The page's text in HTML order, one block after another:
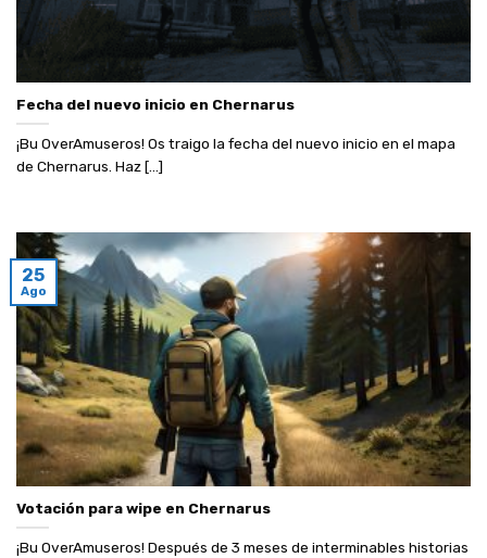
Fecha del nuevo inicio en Chernarus
¡Bu OverAmuseros! Os traigo la fecha del nuevo inicio en el mapa
de Chernarus. Haz [...]
Votación para wipe en Chernarus
¡Bu OverAmuseros! Después de 3 meses de interminables historias
25
Ago